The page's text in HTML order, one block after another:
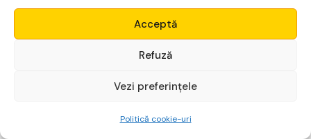
Acceptă
Refuză
Vezi preferințele
Politică cookie-uri
Micro Alpha
Începe gratuit